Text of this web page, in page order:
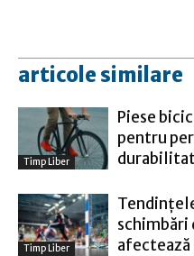
articole similare
Timp Liber
Piese
pentru
Timp Liber
schimbări